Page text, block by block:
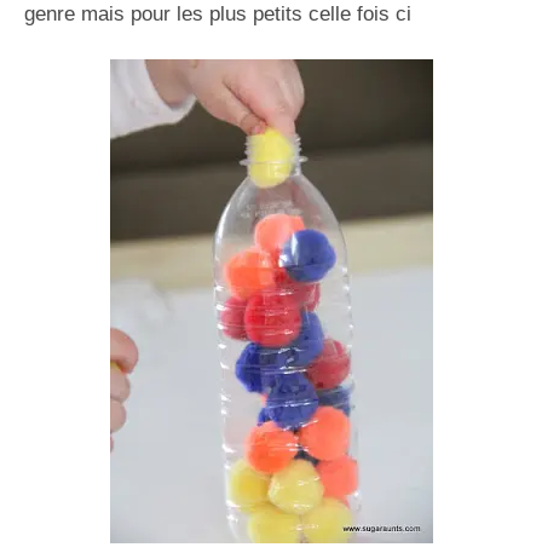
genre mais pour les plus petits celle fois ci